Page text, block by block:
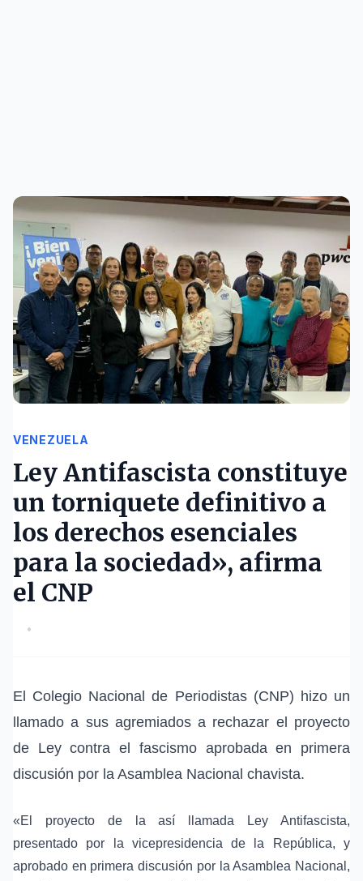
VENEZUELA
Ley Antifascista constituye
un torniquete definitivo a
los derechos esenciales
para la sociedad», afirma
el CNP
•
El Colegio Nacional de Periodistas (CNP) hizo un
llamado a sus agremiados a rechazar el proyecto
de Ley contra el fascismo aprobada en primera
discusión por la Asamblea Nacional chavista.
«El proyecto de la así llamada Ley Antifascista,
presentado por la vicepresidencia de la República, y
aprobado en primera discusión por la Asamblea Nacional,